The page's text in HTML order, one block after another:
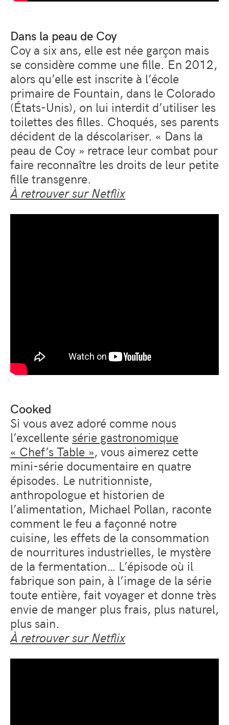
Dans la peau de Coy
Coy a six ans, elle est née garçon mais
se considère comme une fille. En 2012,
alors qu’elle est inscrite à l’école
primaire de Fountain, dans le Colorado
(États-Unis), on lui interdit d’utiliser les
toilettes des filles. Choqués, ses parents
décident de la déscolariser. « Dans la
peau de Coy » retrace leur combat pour
faire reconnaître les droits de leur petite
fille transgenre.
À retrouver sur Netflix
Cooked
Si vous avez adoré comme nous
l’excellente série gastronomique
« Chef’s Table », vous aimerez cette
mini-série documentaire en quatre
épisodes. Le nutritionniste,
anthropologue et historien de
l’alimentation, Michael Pollan, raconte
comment le feu a façonné notre
cuisine, les effets de la consommation
de nourritures industrielles, le mystère
de la fermentation… L’épisode où il
fabrique son pain, à l’image de la série
toute entière, fait voyager et donne très
envie de manger plus frais, plus naturel,
plus sain.
À retrouver sur Netflix